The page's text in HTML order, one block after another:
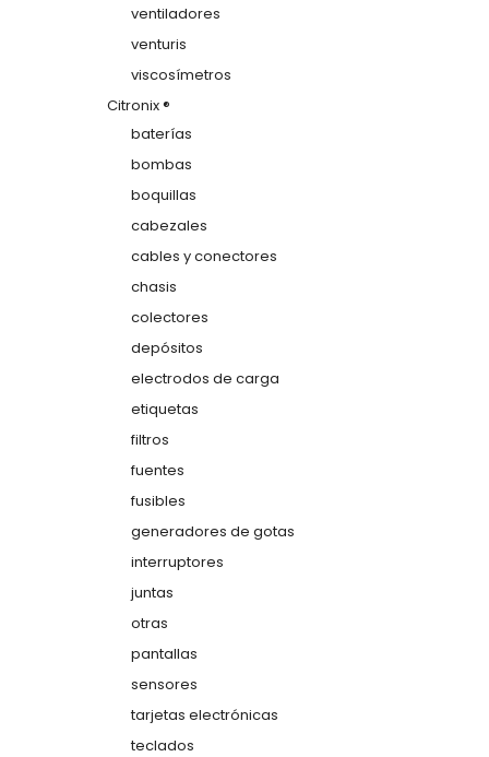
ventiladores
venturis
viscosímetros
Citronix ®
baterías
bombas
boquillas
cabezales
cables y conectores
chasis
colectores
depósitos
electrodos de carga
etiquetas
filtros
fuentes
fusibles
generadores de gotas
interruptores
juntas
otras
pantallas
sensores
tarjetas electrónicas
teclados